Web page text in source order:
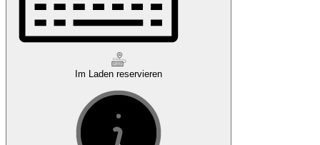
Im Laden reservieren